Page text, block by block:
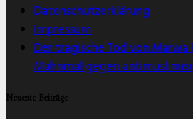
Datenschutzerklärung
Impressum
Der tragische Tod von Marwa
Mahnmal gegen
Neueste Beiträge